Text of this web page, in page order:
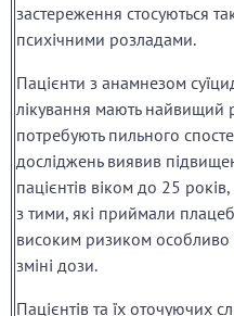
застереження стосуються
психічними розладами.
Пацієнти з анамнезом
лікування мають найвищий
потребують пильного
досліджень виявив
пацієнтів віком до 25
з тими, які приймали
високим ризиком особливо
зміні дози.
Пацієнтів та їх оточуючих